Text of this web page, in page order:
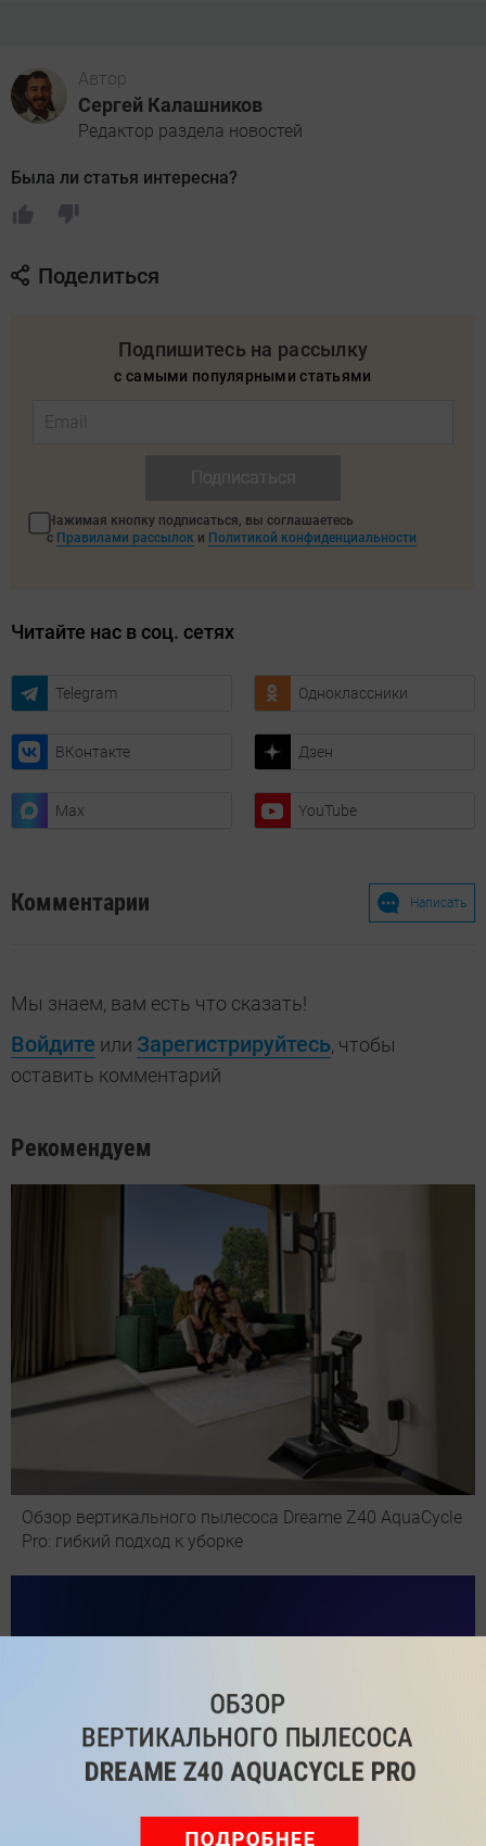
Автор
Сергей Калашников
Редактор раздела новостей
Была ли статья интересна?
Поделиться
Подпишитесь на рассылку
с самыми популярными статьями
Нажимая кнопку подписаться, вы соглашаетесь
с Правилами рассылок и Политикой конфиденциальности
Читайте нас в соц. сетях
Telegram Одноклассники
ВКонтакте Дзен
Max YouTube
Комментарии Написать
Мы знаем, вам есть что сказать!
Войдите или Зарегистрируйтесь, чтобы
оставить комментарий
Рекомендуем
Обзор вертикального пылесоса Dreame Z40 AquaCycle
Pro: гибкий подход к уборке